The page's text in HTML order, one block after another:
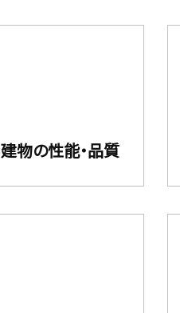
建物の性能・品質